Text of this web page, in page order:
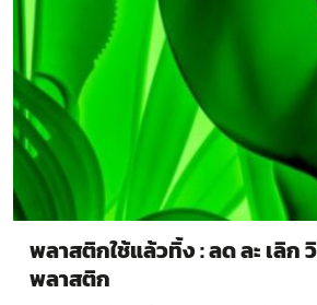
พลาสติกใช้แล้วทิ้ง : ลด ละ เลิก
พลาสติก